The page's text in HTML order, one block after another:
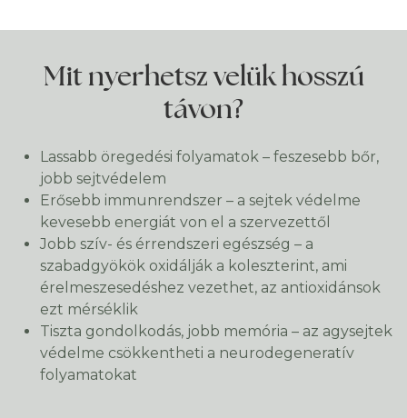
Mit nyerhetsz velük hosszú
távon?
Lassabb öregedési folyamatok – feszesebb bőr,
jobb sejtvédelem
Erősebb immunrendszer – a sejtek védelme
kevesebb energiát von el a szervezettől
Jobb szív- és érrendszeri egészség – a
szabadgyökök oxidálják a koleszterint, ami
érelmeszesedéshez vezethet, az antioxidánsok
ezt mérséklik
Tiszta gondolkodás, jobb memória – az agysejtek
védelme csökkentheti a neurodegeneratív
folyamatokat